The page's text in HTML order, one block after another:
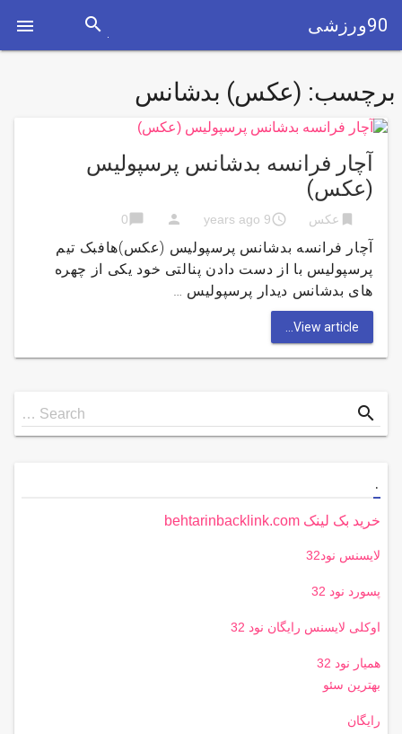
 90ورزشی search
برچسب: (عکس) بدشانس
آچار فرانسه بدشانس پرسپولیس
(عکس)
bookmark عکس access_time
9 years ago
person
chat_bubble
0
آچار فرانسه بدشانس پرسپولیس (عکس)هافبک تیم
پرسپولیس با از دست دادن پنالتی خود یکی از چهره
های بدشانس دیدار پرسپولیس …
View article...
Search
for
Search … search
.
خرید بک لینک behtarinbacklink.com
لایسنس نود32
پسورد نود 32
اوکلی لایسنس رایگان نود 32
همیار نود 32
بهترین سئو
رایگان